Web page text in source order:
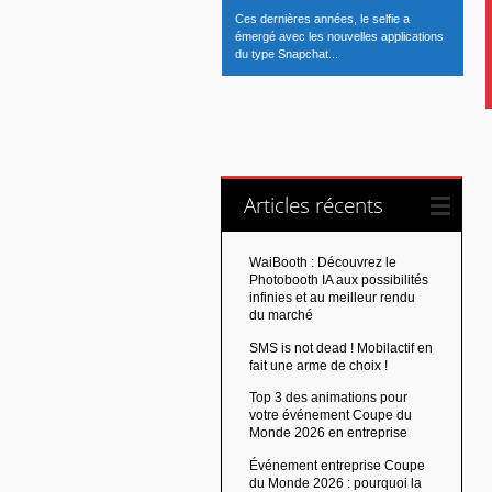
Ces dernières années, le selfie a
émergé avec les nouvelles applications
du type Snapchat...
Articles récents
WaiBooth : Découvrez le
Photobooth IA aux possibilités
infinies et au meilleur rendu
du marché
SMS is not dead ! Mobilactif en
fait une arme de choix !
Top 3 des animations pour
votre événement Coupe du
Monde 2026 en entreprise
Événement entreprise Coupe
du Monde 2026 : pourquoi la